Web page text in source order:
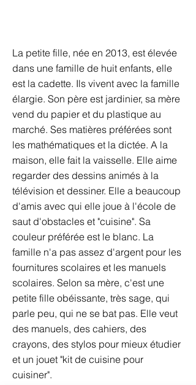
La petite fille, née en 2013, est élevée
dans une famille de huit enfants, elle
est la cadette. Ils vivent avec la famille
élargie. Son père est jardinier, sa mère
vend du papier et du plastique au
marché. Ses matières préférées sont
les mathématiques et la dictée. A la
maison, elle fait la vaisselle. Elle aime
regarder des dessins animés à la
télévision et dessiner. Elle a beaucoup
d'amis avec qui elle joue à l'école de
saut d'obstacles et "cuisine". Sa
couleur préférée est le blanc. La
famille n'a pas assez d'argent pour les
fournitures scolaires et les manuels
scolaires. Selon sa mère, c'est une
petite fille obéissante, très sage, qui
parle peu, qui ne se bat pas. Elle veut
des manuels, des cahiers, des
crayons, des stylos pour mieux étudier
et un jouet "kit de cuisine pour
cuisiner".